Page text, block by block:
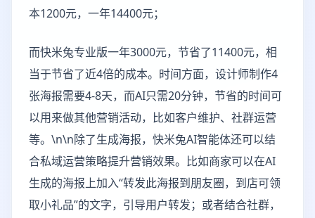
本1200元，一年14400元；
而快米兔专业版一年3000元，节省了11400元，相
当于节省了近4倍的成本。时间方面，设计师制作4
张海报需要4-8天，而AI只需20分钟，节省的时间可
以用来做其他营销活动，比如客户维护、社群运营
等。\n\n除了生成海报，快米兔AI智能体还可以结
合私域运营策略提升营销效果。比如商家可以在AI
生成的海报上加入“转发此海报到朋友圈，到店可领
取小礼品”的文字，引导用户转发；或者结合社群，